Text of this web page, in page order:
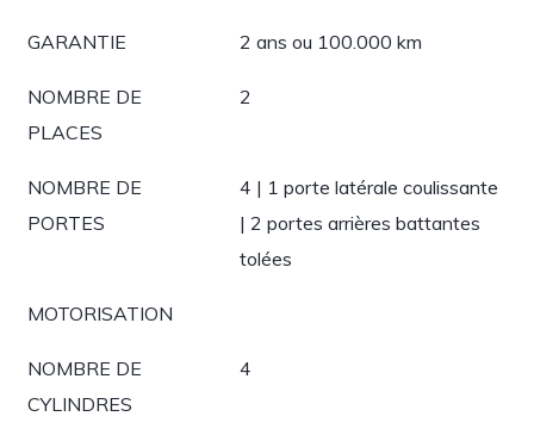
GARANTIE 2 ans ou 100.000 km
NOMBRE DE
PLACES
2
NOMBRE DE
PORTES
4 | 1 porte latérale coulissante
| 2 portes arrières battantes
tolées
MOTORISATION
NOMBRE DE
CYLINDRES
4